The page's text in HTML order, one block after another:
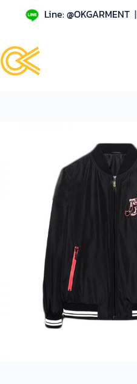
Line: @OKGARMENT|